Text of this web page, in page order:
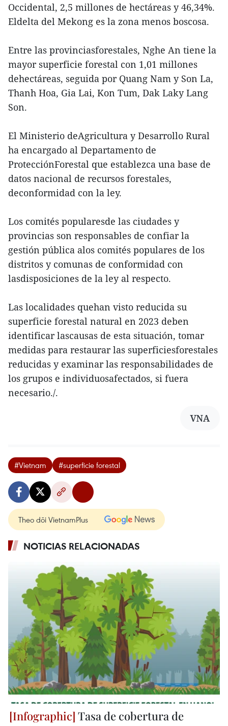
Occidental, 2,5 millones de hectáreas y 46,34%.
Eldelta del Mekong es la zona menos boscosa.
Entre las provinciasforestales, Nghe An tiene la
mayor superficie forestal con 1,01 millones
dehectáreas, seguida por Quang Nam y Son La,
Thanh Hoa, Gia Lai, Kon Tum, Dak Laky Lang
Son.
El Ministerio deAgricultura y Desarrollo Rural
ha encargado al Departamento de
ProtecciónForestal que establezca una base de
datos nacional de recursos forestales,
deconformidad con la ley.
Los comités popularesde las ciudades y
provincias son responsables de confiar la
gestión pública alos comités populares de los
distritos y comunas de conformidad con
lasdisposiciones de la ley al respecto.
Las localidades quehan visto reducida su
superficie forestal natural en 2023 deben
identificar lascausas de esta situación, tomar
medidas para restaurar las superficiesforestales
reducidas y examinar las responsabilidades de
los grupos e individuosafectados, si fuera
necesario./.
VNA
#Vietnam #superficie forestal
Theo dõi VietnamPlus
NOTICIAS RELACIONADAS
Tasa de cobertura de